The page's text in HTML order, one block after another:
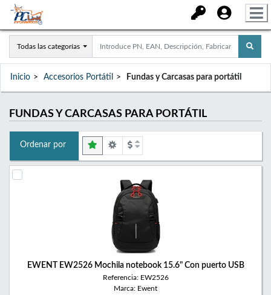
Todas las categorías
Inicio Accesorios Portátil Fundas y Carcasas para portátil
FUNDAS Y CARCASAS PARA PORTÁTIL
Ordenar por
EWENT EW2526 Mochila notebook 15.6" Con puerto USB
Referencia: EW2526
Marca: Ewent